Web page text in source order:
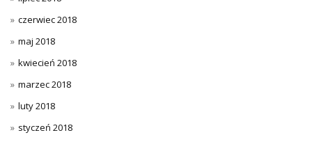
czerwiec 2018
maj 2018
kwiecień 2018
marzec 2018
luty 2018
styczeń 2018